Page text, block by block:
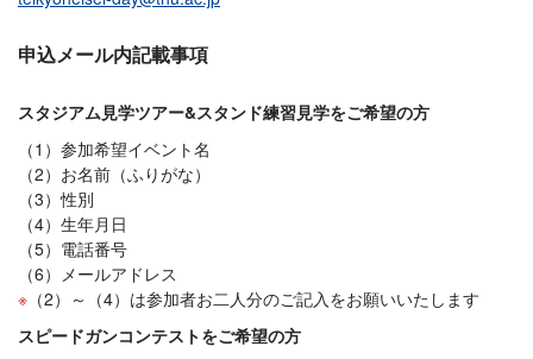
申込メール内記載事項
スタジアム見学ツアー&スタンド練習見学をご希望の方
（1）参加希望イベント名
（2）お名前（ふりがな）
（3）性別
（4）生年月日
（5）電話番号
（6）メールアドレス
（2）～（4）は参加者お二人分のご記入をお願いいたします
スピードガンコンテストをご希望の方